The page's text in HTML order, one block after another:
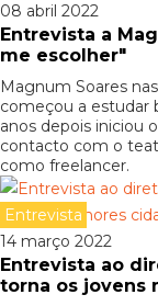
08 abril 2022
Entrevista a
me escolher"
Magnum Soares
começou a estudar
anos depois iniciou
contacto com o
como freelancer.
Entrevista
14 março 2022
Entrevista ao
torna os jovens